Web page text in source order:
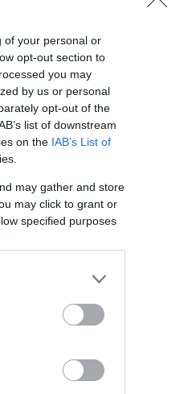
of your personal or
opt-out section to
you may
by us or personal
opt-out of the
list of downstream
on the IAB’s List of
may gather and store
may click to grant or
specified purposes
για
όπως
υποστηρίζοντας